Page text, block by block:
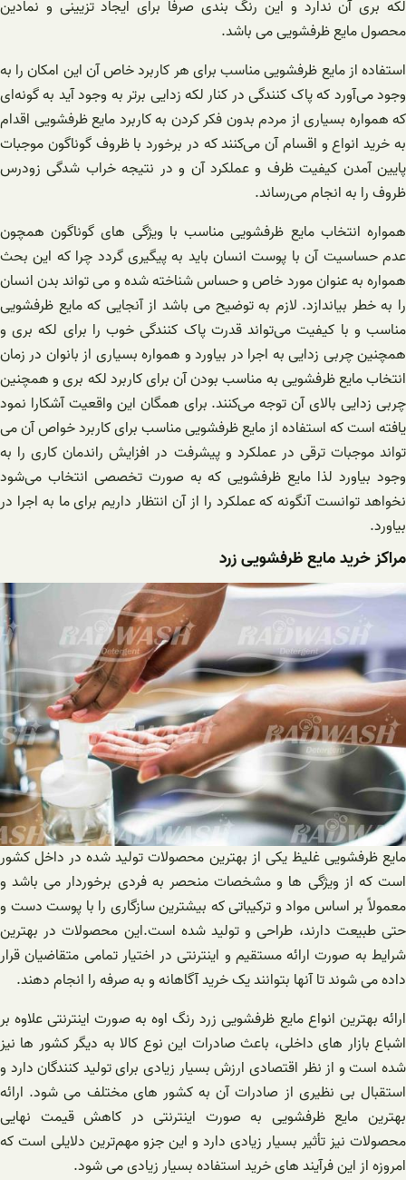
لکه بری آن ندارد و این رنگ بندی صرفاً برای ایجاد تزیینی و نمادین
محصول مایع ظرفشویی می باشد.
استفاده از مایع ظرفشویی مناسب برای هر کاربرد خاص آن این امکان را به
وجود می‌آورد که پاک کنندگی در کنار لکه زدایی برتر به وجود آید به گونه‌ای
که همواره بسیاری از مردم بدون فکر کردن به کاربرد مایع ظرفشویی اقدام
به خرید انواع و اقسام آن می‌کنند که در برخورد با ظروف گوناگون موجبات
پایین آمدن کیفیت ظرف و عملکرد آن و در نتیجه خراب شدگی زودرس
ظروف را به انجام می‌رساند.
همواره انتخاب مایع ظرفشویی مناسب با ویژگی های گوناگون همچون
عدم حساسیت آن با پوست انسان باید به پیگیری گردد چرا که این بحث
همواره به عنوان مورد خاص و حساس شناخته شده و می تواند بدن انسان
را به خطر بیاندازد. لازم به توضیح می باشد از آنجایی که مایع ظرفشویی
مناسب و با کیفیت می‌تواند قدرت پاک کنندگی خوب را برای لکه بری و
همچنین چربی زدایی به اجرا در بیاورد و همواره بسیاری از بانوان در زمان
انتخاب مایع ظرفشویی به مناسب بودن آن برای کاربرد لکه بری و همچنین
چربی زدایی بالای آن توجه می‌کنند. برای همگان این واقعیت آشکارا نمود
یافته است که استفاده از مایع ظرفشویی مناسب برای کاربرد خواص آن می
تواند موجبات ترقی در عملکرد و پیشرفت در افزایش راندمان کاری را به
وجود بیاورد لذا مایع ظرفشویی که به صورت تخصصی انتخاب می‌شود
نخواهد توانست آنگونه که عملکرد را از آن انتظار داریم برای ما به اجرا در
بیاورد.
مراکز خرید مایع ظرفشویی زرد
مایع ظرفشویی غلیظ یکی از بهترین محصولات تولید شده در داخل کشور
است که از ویژگی ‌ها و مشخصات منحصر به فردی برخوردار می باشد و
معمولاً بر اساس مواد و ترکیباتی که بیشترین سازگاری را با پوست دست و
حتی طبیعت دارند، طراحی و تولید شده است.این محصولات در بهترین
شرایط به صورت ارائه مستقیم و اینترنتی در اختیار تمامی متقاضیان قرار
داده می شوند تا آنها بتوانند یک خرید آگاهانه و به صرفه را انجام دهند.
ارائه بهترین انواع مایع ظرفشویی زرد رنگ اوه به صورت اینترنتی علاوه بر
اشباع بازار های داخلی، باعث صادرات این نوع کالا به دیگر کشور ها نیز
شده است و از نظر اقتصادی ارزش بسیار زیادی برای تولید کنندگان دارد و
استقبال بی ‌نظیری از صادرات آن به کشور های مختلف می شود. ارائه
بهترین مایع ظرفشویی به صورت اینترنتی در کاهش قیمت نهایی
محصولات نیز تأثیر بسیار زیادی دارد و این جزو مهم‌ترین دلایلی است که
امروزه از این فرآیند های خرید استفاده بسیار زیادی می شود.